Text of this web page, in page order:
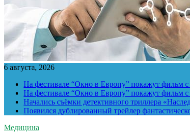
6 августа, 2026
На фестивале “Окно в Европу” покажут фильм
На фестивале “Окно в Европу” покажут фильм
Начались съёмки детективного триллера
Появился дублированный трейлер
Медицина